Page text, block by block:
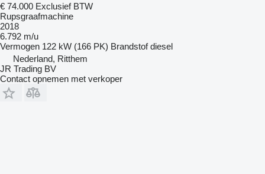
€ 74.000 Exclusief BTW
Rupsgraafmachine
2018
6.792 m/u
Vermogen 122 kW (166 PK) Brandstof diesel
Nederland, Ritthem
JR Trading BV
Contact opnemen met verkoper